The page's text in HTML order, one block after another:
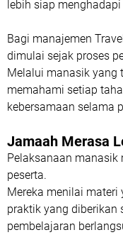
lebih siap
Bagi manajemen
dimulai sejak proses
Melalui manasik yang
memahami setiap
kebersamaan selama
Jamaah Merasa
Pelaksanaan
peserta.
Mereka menilai
praktik yang diberikan
pembelajaran